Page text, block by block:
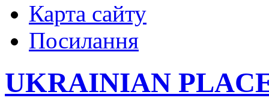
Карта сайту
Посилання
UKRAINIAN